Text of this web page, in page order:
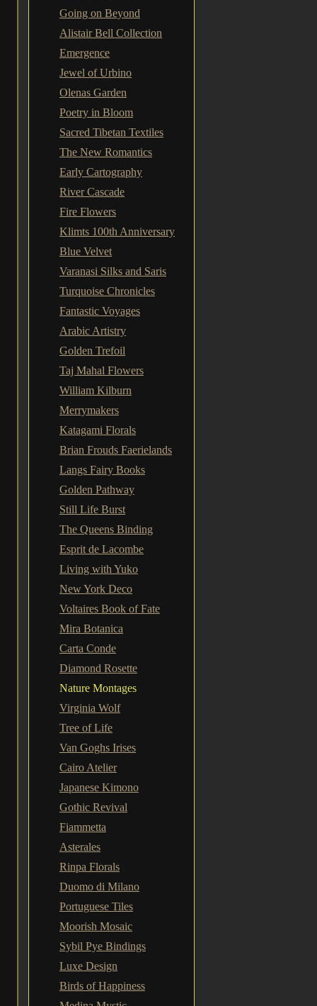
Going on Beyond
Alistair Bell Collection
Emergence
Jewel of Urbino
Olenas Garden
Poetry in Bloom
Sacred Tibetan Textiles
The New Romantics
Early Cartography
River Cascade
Fire Flowers
Klimts 100th Anniversary
Blue Velvet
Varanasi Silks and Saris
Turquoise Chronicles
Fantastic Voyages
Arabic Artistry
Golden Trefoil
Taj Mahal Flowers
William Kilburn
Merrymakers
Katagami Florals
Brian Frouds Faerielands
Langs Fairy Books
Golden Pathway
Still Life Burst
The Queens Binding
Esprit de Lacombe
Living with Yuko
New York Deco
Voltaires Book of Fate
Mira Botanica
Carta Conde
Diamond Rosette
Nature Montages
Virginia Wolf
Tree of Life
Van Goghs Irises
Cairo Atelier
Japanese Kimono
Gothic Revival
Fiammetta
Asterales
Rinpa Florals
Duomo di Milano
Portuguese Tiles
Moorish Mosaic
Sybil Pye Bindings
Luxe Design
Birds of Happiness